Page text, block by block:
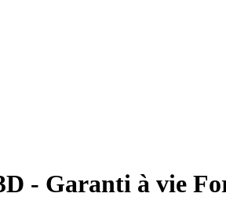
- Garanti à vie